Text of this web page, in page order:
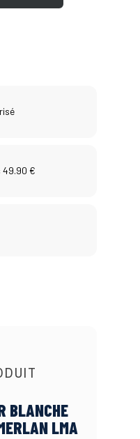
49.90 €
BLANCHE
LMA